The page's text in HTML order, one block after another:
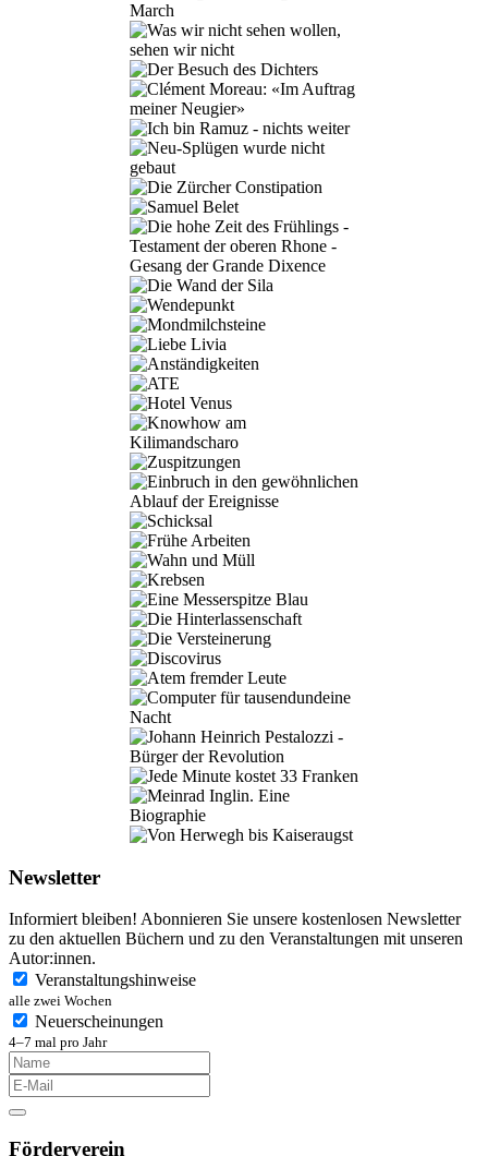
Newsletter
Informiert bleiben! Abonnieren Sie unsere kostenlosen Newsletter
zu den aktuellen Büchern und zu den Veranstaltungen mit unseren
Autor:innen.
Veranstaltungshinweise
alle zwei Wochen
Neuerscheinungen
4–7 mal pro Jahr
Förderverein